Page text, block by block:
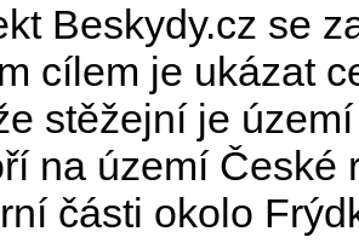
Beskydy.cz se
cílem je ukázat
stěžejní je
na území České
části okolo